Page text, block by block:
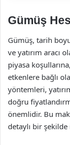
Gümüş
Gümüş, tarih
ve yatırım aracı
piyasa
etkenlere bağlı
yöntemleri,
doğru
önemlidir. Bu
detaylı bir şekilde